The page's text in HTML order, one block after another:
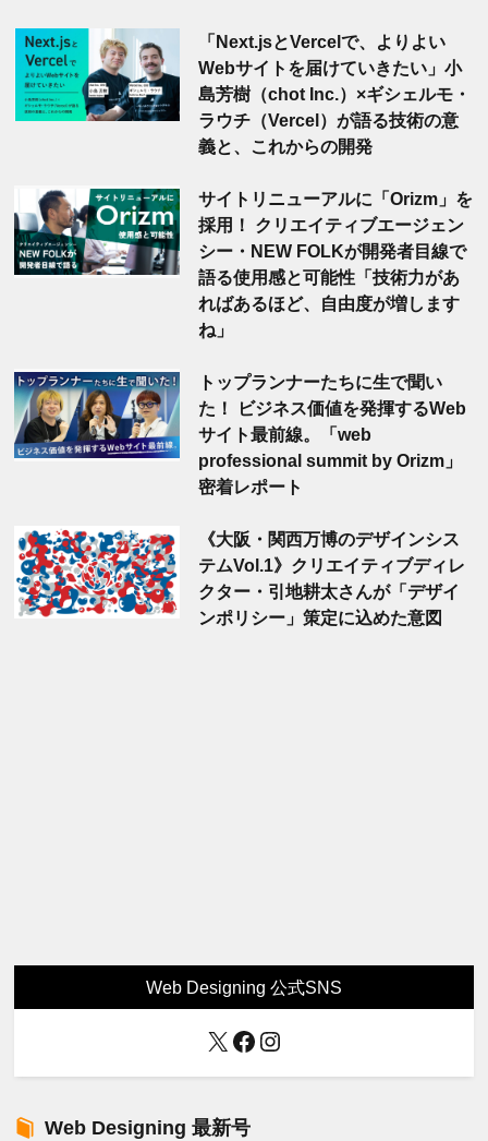
「Next.jsとVercelで、よりよい
Webサイトを届けていきたい」小
島芳樹（chot Inc.）×ギシェルモ・
ラウチ（Vercel）が語る技術の意
義と、これからの開発
サイトリニューアルに「Orizm」を
採用！ クリエイティブエージェン
シー・NEW FOLKが開発者目線で
語る使用感と可能性「技術力があ
ればあるほど、自由度が増します
ね」
トップランナーたちに生で聞い
た！ ビジネス価値を発揮するWeb
サイト最前線。「web
professional summit by Orizm」
密着レポート
《大阪・関西万博のデザインシス
テムVol.1》クリエイティブディレ
クター・引地耕太さんが「デザイ
ンポリシー」策定に込めた意図
Web Designing 公式SNS
X Facebook
Instagram
Web Designing 最新号